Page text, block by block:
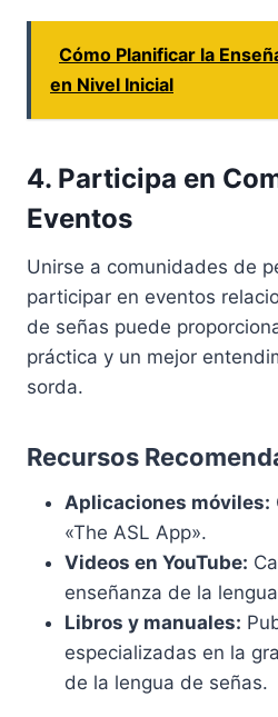
Cómo Planificar la
en Nivel Inicial
4. Participa en
Eventos
Unirse a comunidades de
participar en eventos
de señas puede
práctica y un mejor
sorda.
Recursos
Aplicaciones móviles:
«The ASL App».
Videos en YouTube:
enseñanza de la
Libros y manuales:
especializadas en la
de la lengua de señas.